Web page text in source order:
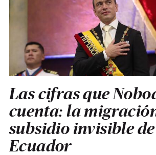
Las cifras que
cuenta: la
subsidio invisible de
Ecuador